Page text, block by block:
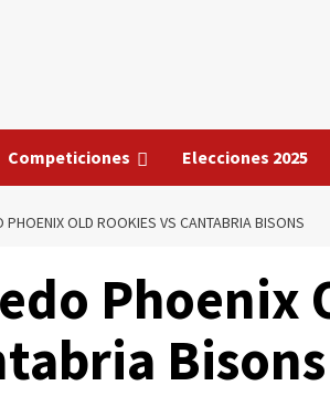
Competiciones Elecciones 2025
PHOENIX OLD ROOKIES VS CANTABRIA BISONS
Phoenix
Bisons